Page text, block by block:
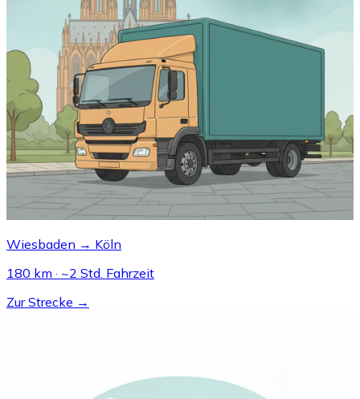
Wiesbaden → Köln
180 km · ~2 Std. Fahrzeit
Zur Strecke →